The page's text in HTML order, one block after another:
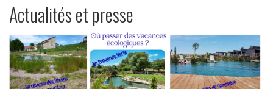
Actualités et presse